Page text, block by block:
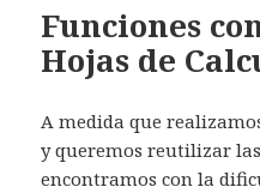
Funciones
Hojas de
A medida que
y queremos reutilizar
encontramos con la